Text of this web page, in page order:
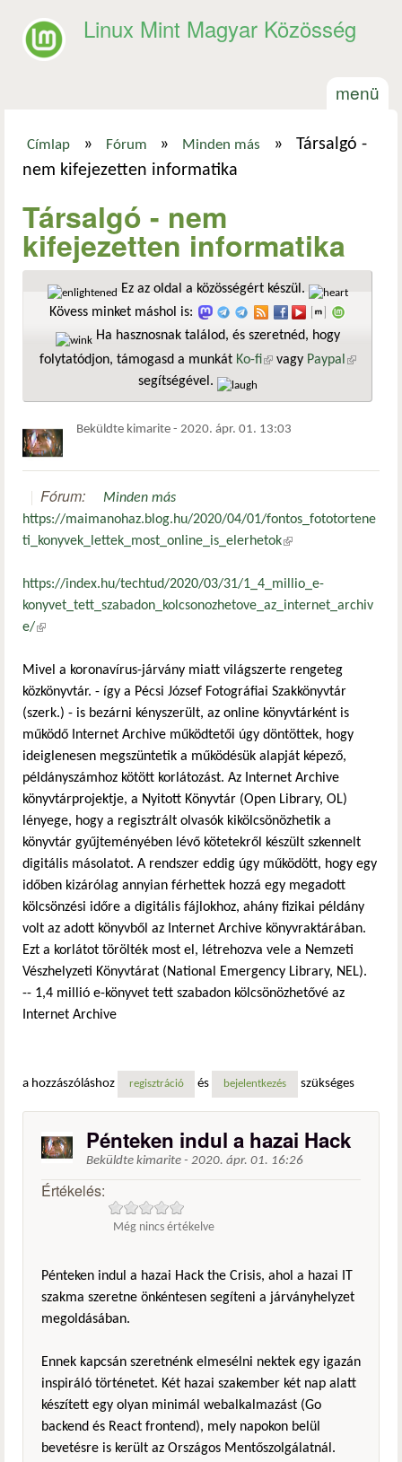
Linux Mint Magyar Közösség
menü
Jelenlegi hely
Címlap » Fórum » Minden más »
Társalgó -
nem kifejezetten informatika
Társalgó - nem
kifejezetten informatika
Ez az oldal a közösségért készül.
Kövess minket máshol is:
Ha hasznosnak találod, és szeretnéd, hogy
folytatódjon, támogasd a munkát Ko-fi(külső hivatkozás)
vagy Paypal
segítségével.
Beküldte kimarite - 2020. ápr. 01. 13:03
Fórum:
Minden más
https://maimanohaz.blog.hu/2020/04/01/fontos_fototortene
ti_konyvek_lettek_most_online_is_elerhetok(külső hivatkozás)
https://index.hu/techtud/2020/03/31/1_4_millio_e-
konyvet_tett_szabadon_kolcsonozhetove_az_internet_archiv
e/(külső hivatkozás)
Mivel a koronavírus-járvány miatt világszerte rengeteg
közkönyvtár. - így a Pécsi József Fotográfiai Szakkönyvtár
(szerk.) - is bezárni kényszerült, az online könyvtárként is
működő Internet Archive működtetői úgy döntöttek, hogy
ideiglenesen megszüntetik a működésük alapját képező,
példányszámhoz kötött korlátozást. Az Internet Archive
könyvtárprojektje, a Nyitott Könyvtár (Open Library, OL)
lényege, hogy a regisztrált olvasók kikölcsönözhetik a
könyvtár gyűjteményében lévő kötetekről készült szkennelt
digitális másolatot. A rendszer eddig úgy működött, hogy egy
időben kizárólag annyian férhettek hozzá egy megadott
kölcsönzési időre a digitális fájlokhoz, ahány fizikai példány
volt az adott könyvből az Internet Archive könyvraktárában.
Ezt a korlátot törölték most el, létrehozva vele a Nemzeti
Vészhelyzeti Könyvtárat (National Emergency Library, NEL).
-- 1,4 millió e-könyvet tett szabadon kölcsönözhetővé az
Internet Archive
a hozzászóláshoz regisztráció és bejelentkezés szükséges
Pénteken indul a hazai Hack
Beküldte kimarite - 2020. ápr. 01. 16:26
Értékelés:
Még nincs értékelve
Pénteken indul a hazai Hack the Crisis, ahol a hazai IT
szakma szeretne önkéntesen segíteni a járványhelyzet
megoldásában.
Ennek kapcsán szeretnénk elmesélni nektek egy igazán
inspiráló történetet. Két hazai szakember két nap alatt
készített egy olyan minimál webalkalmazást (Go
backend és React frontend), mely napokon belül
bevetésre is került az Országos Mentőszolgálatnál.